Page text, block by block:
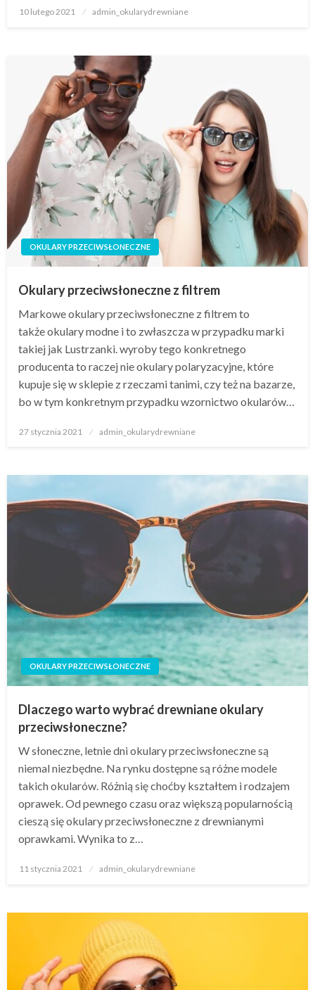
Napisano
10 lutego 2021 admin_okularydrewniane
OKULARY PRZECIWSŁONECZNE
Okulary przeciwsłoneczne z filtrem
Markowe okulary przeciwsłoneczne z filtrem to
także okulary modne i to zwłaszcza w przypadku marki
takiej jak Lustrzanki. wyroby tego konkretnego
producenta to raczej nie okulary polaryzacyjne, które
kupuje się w sklepie z rzeczami tanimi, czy też na bazarze,
bo w tym konkretnym przypadku wzornictwo okularów…
Napisano
27 stycznia 2021 admin_okularydrewniane
OKULARY PRZECIWSŁONECZNE
Dlaczego warto wybrać drewniane okulary
przeciwsłoneczne?
W słoneczne, letnie dni okulary przeciwsłoneczne są
niemal niezbędne. Na rynku dostępne są różne modele
takich okularów. Różnią się choćby kształtem i rodzajem
oprawek. Od pewnego czasu oraz większą popularnością
cieszą się okulary przeciwsłoneczne z drewnianymi
oprawkami. Wynika to z…
Napisano
11 stycznia 2021 admin_okularydrewniane